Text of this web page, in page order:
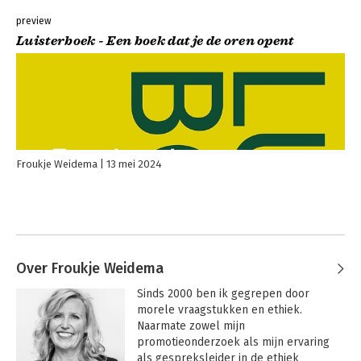
preview
Luisterboek - Een boek dat je de oren opent
Froukje Weidema 13 mei 2024
Over Froukje Weidema
Sinds 2000 ben ik gegrepen door
morele vraagstukken en ethiek.
Naarmate zowel mijn
promotieonderzoek als mijn ervaring